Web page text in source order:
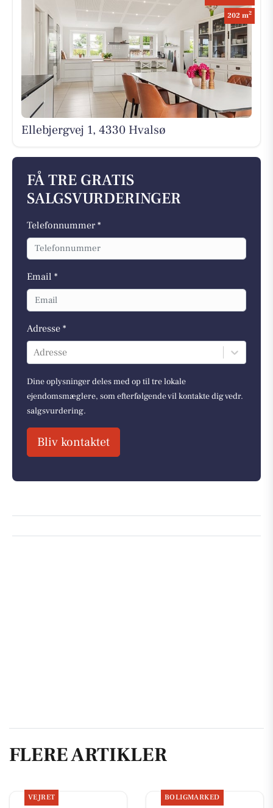
202 m2
Ellebjergvej 1, 4330 Hvalsø
FÅ TRE GRATIS
SALGSVURDERINGER
Telefonnummer *
Email *
Adresse *
Adresse
Dine oplysninger deles med op til tre lokale
ejendomsmæglere, som efterfølgende vil kontakte dig vedr.
salgsvurdering.
Bliv kontaktet
FLERE ARTIKLER
VEJRET BOLIGMARKED